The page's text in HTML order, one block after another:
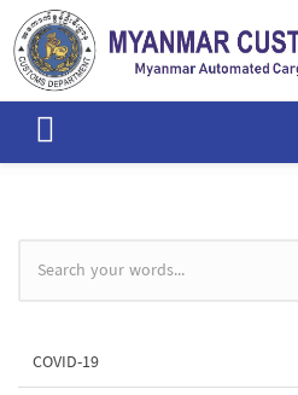
Skip to main content
Search form
COVID-19